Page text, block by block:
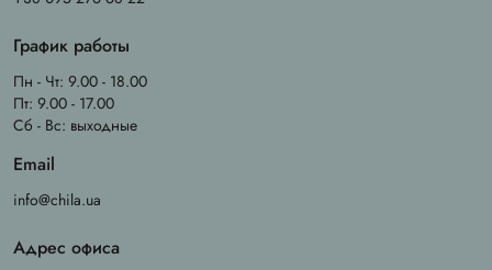
График работы
Пн - Чт: 9.00 - 18.00
Пт: 9.00 - 17.00
Сб - Вс: выходные
Email
info@chila.ua
Адрес офиса